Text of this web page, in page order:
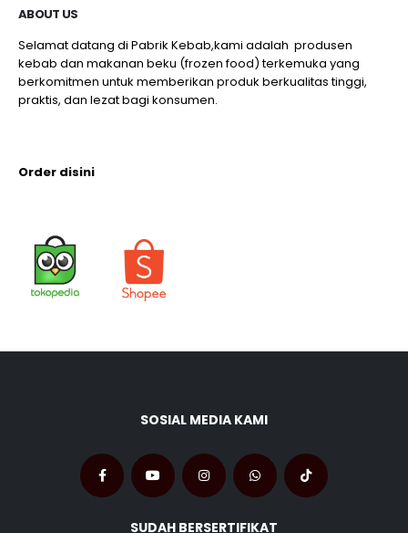
ABOUT US
Selamat datang di Pabrik Kebab,kami adalah produsen
kebab dan makanan beku (frozen food) terkemuka yang
berkomitmen untuk memberikan produk berkualitas tinggi,
praktis, dan lezat bagi konsumen.
Order disini
SOSIAL MEDIA KAMI
SUDAH BERSERTIFIKAT